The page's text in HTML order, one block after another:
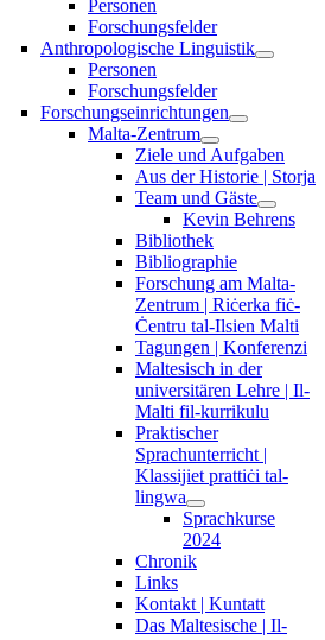
Personen
Forschungsfelder
Anthropologische Linguistik
Personen
Forschungsfelder
Forschungseinrichtungen
Malta-Zentrum
Ziele und Aufgaben
Aus der Historie | Storja
Team und Gäste
Kevin Behrens
Bibliothek
Bibliographie
Forschung am Malta-
Zentrum | Riċerka fiċ-
Ċentru tal-Ilsien Malti
Tagungen | Konferenzi
Maltesisch in der
universitären Lehre | Il-
Malti fil-kurrikulu
Praktischer
Sprachunterricht |
Klassijiet prattiċi tal-
lingwa
Sprachkurse
2024
Chronik
Links
Kontakt | Kuntatt
Das Maltesische | Il-